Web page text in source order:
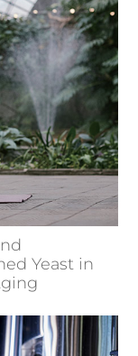
Yeast in